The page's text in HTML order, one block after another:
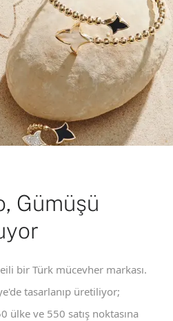
Gümüşü
bir Türk mücevher markası.
tasarlanıp üretiliyor;
ülke ve 550 satış noktasına